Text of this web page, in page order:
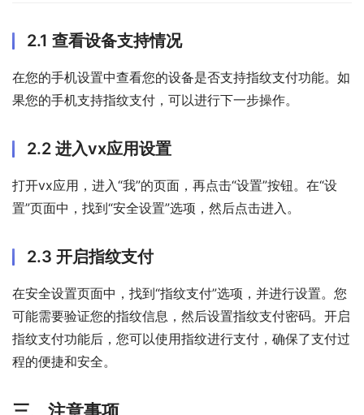
2.1 查看设备支持情况
在您的手机设置中查看您的设备是否支持指纹支付功能。如
果您的手机支持指纹支付，可以进行下一步操作。
2.2 进入vx应用设置
打开vx应用，进入“我”的页面，再点击“设置”按钮。在“设
置”页面中，找到“安全设置”选项，然后点击进入。
2.3 开启指纹支付
在安全设置页面中，找到“指纹支付”选项，并进行设置。您
可能需要验证您的指纹信息，然后设置指纹支付密码。开启
指纹支付功能后，您可以使用指纹进行支付，确保了支付过
程的便捷和安全。
三、注意事项